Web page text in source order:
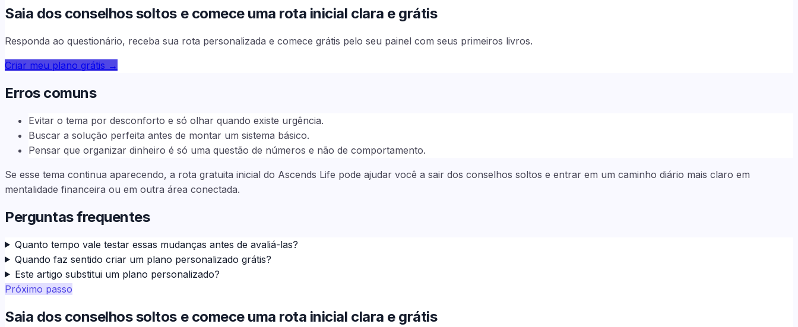
Saia dos conselhos soltos e comece uma rota inicial clara e grátis
Responda ao questionário, receba sua rota personalizada e comece grátis pelo seu painel com seus primeiros livros.
Criar meu plano grátis →
Erros comuns
Evitar o tema por desconforto e só olhar quando existe urgência.
Buscar a solução perfeita antes de montar um sistema básico.
Pensar que organizar dinheiro é só uma questão de números e não de comportamento.
Se esse tema continua aparecendo, a rota gratuita inicial do Ascends Life pode ajudar você a sair dos conselhos soltos e entrar em um caminho diário mais claro em
mentalidade financeira ou em outra área conectada.
Perguntas frequentes
Quanto tempo vale testar essas mudanças antes de avaliá-las?
Quando faz sentido criar um plano personalizado grátis?
Este artigo substitui um plano personalizado?
Próximo passo
Saia dos conselhos soltos e comece uma rota inicial clara e grátis